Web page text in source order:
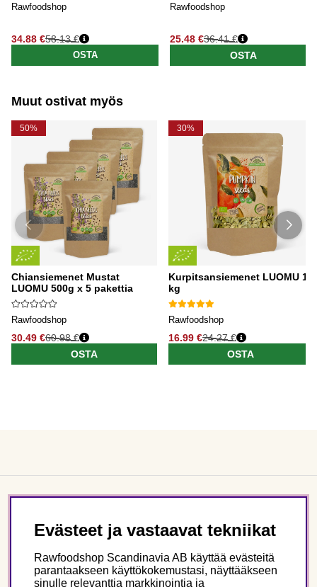
Rawfoodshop
34.88 €
Normaali hinta
58.13 €
OSTA
Rawfoodshop
25.48 €
Normaali hinta
36.41 €
OSTA
Muut ostivat myös
50%
Chiansiemenet Mustat
LUOMU 500g x 5 pakettia
Rawfoodshop
30.49 €60.98 €
OSTA
30%
Kurpitsansiemenet LUOMU 1
kg
Rawfoodshop
16.99 €24.27 €
OSTA
Evästeet ja vastaavat tekniikat
Rawfoodshop Scandinavia AB käyttää evästeitä
parantaakseen käyttökokemustasi, näyttääkseen
sinulle relevanttia markkinointia ja